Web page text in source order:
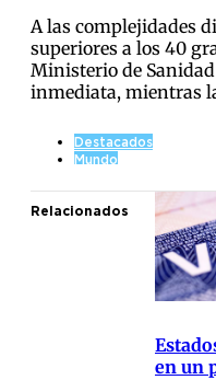
A las complejidades
superiores a los 40
Ministerio de
inmediata, mientras
Destacados
Mundo
Relacionados
en un